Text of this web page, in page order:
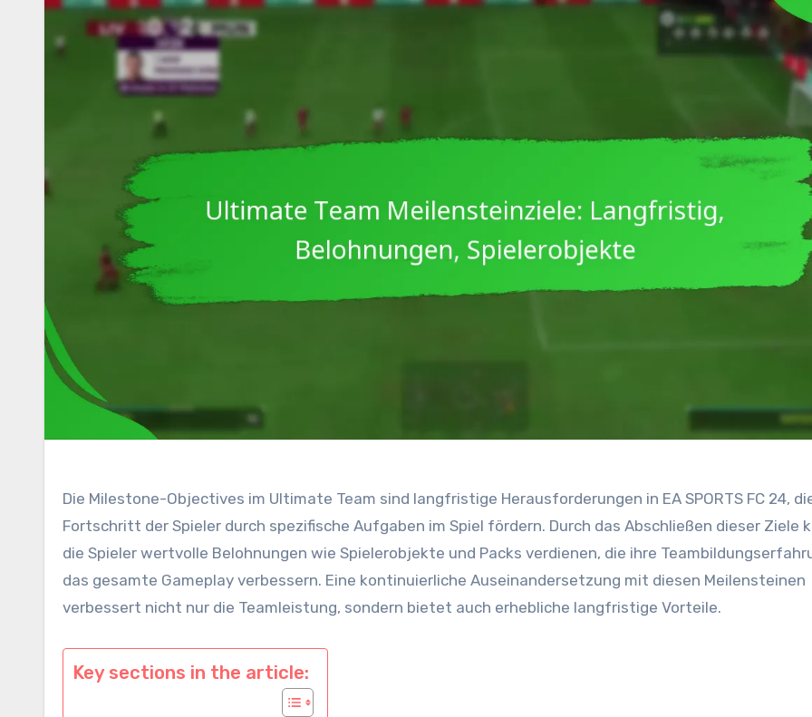
Die Milestone-Objectives im Ultimate Team sind langfristige Herausforderungen in EA SPORTS FC 24,
Fortschritt der Spieler durch spezifische Aufgaben im Spiel fördern. Durch das Abschließen dieser Ziele
die Spieler wertvolle Belohnungen wie Spielerobjekte und Packs verdienen, die ihre
das gesamte Gameplay verbessern. Eine kontinuierliche Auseinandersetzung mit diesen Meilensteinen
verbessert nicht nur die Teamleistung, sondern bietet auch erhebliche langfristige Vorteile.
Key sections in the article: